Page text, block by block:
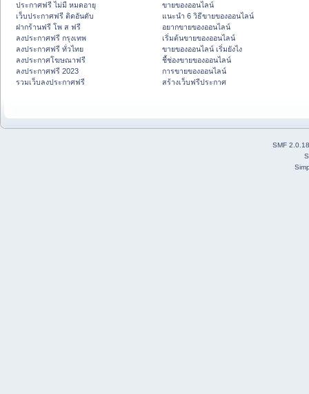
ประกาศฟรี ไม่มี หมดอายุ
เว็บประกาศฟรี ติดอันดับ
ฝากร้านฟรี โพ ส ฟรี
ลงประกาศฟรี กรุงเทพ
ลงประกาศฟรี ทั่วไทย
ลงประกาศโฆษณาฟรี
ลงประกาศฟรี 2023
รวมเว็บลงประกาศฟรี
ขายของออนไลน์
แนะนำ 6 วิธีขายของออนไลน์
อยากขายของออนไลน์
เริ่มต้นขายของออนไลน์
ขายของออนไลน์ เริ่มยังไง
ชี้ช่องขายของออนไลน์
การขายของออนไลน์
สร้างเว็บฟรีประกาศ
SMF 2.0.18